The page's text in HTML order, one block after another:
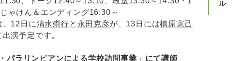
ゃけん＆エンディング16:30～
12日に清水崇行と 永田克彦が、13日には槙原寛己
演予定です。
パラリンピアンによる学校訪問事業」にて講師
ル